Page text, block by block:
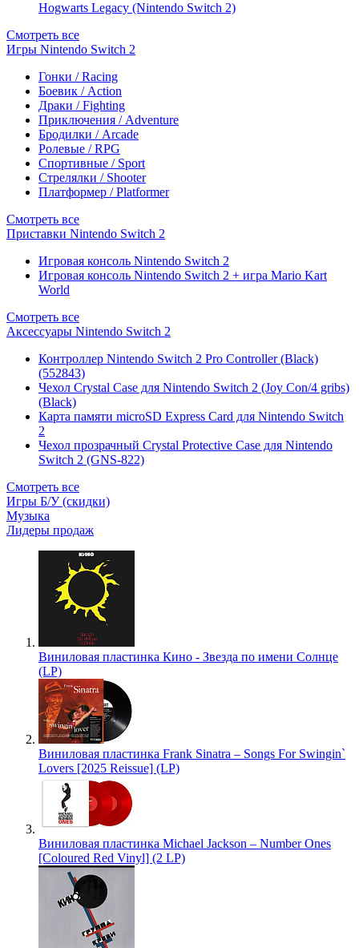
Hogwarts Legacy (Nintendo Switch 2)
Смотреть все
Игры Nintendo Switch 2
Гонки / Racing
Боевик / Action
Драки / Fighting
Приключения / Adventure
Бродилки / Arcade
Ролевые / RPG
Спортивные / Sport
Стрелялки / Shooter
Платформер / Platformer
Смотреть все
Приставки Nintendo Switch 2
Игровая консоль Nintendo Switch 2
Игровая консоль Nintendo Switch 2 + игра Mario Kart
World
Смотреть все
Аксессуары Nintendo Switch 2
Контроллер Nintendo Switch 2 Pro Controller (Black)
(552843)
Чехол Сrystal Сase для Nintendo Switch 2 (Joy Con/4 gribs)
(Black)
Карта памяти microSD Express Card для Nintendo Switch
2
Чехол прозрачный Crystal Protective Case для Nintendo
Switch 2 (GNS-822)
Смотреть все
Игры Б/У (скидки)
Музыка
Лидеры продаж
Виниловая пластинка Кино - Звезда по имени Солнце
(LP)
Виниловая пластинка Frank Sinatra – Songs For Swingin`
Lovers [2025 Reissue] (LP)
Виниловая пластинка Michael Jackson – Number Ones
[Coloured Red Vinyl] (2 LP)